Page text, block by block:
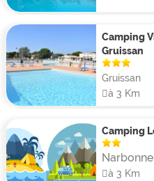
Camping
Gruissan
Gruissan
à 3 Km
Camping
Narbonne
à 3 Km